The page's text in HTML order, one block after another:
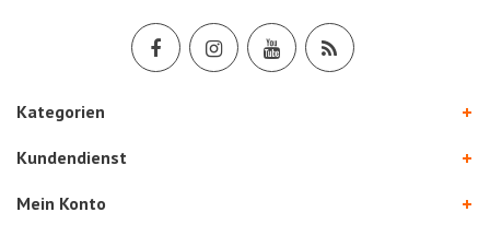
Kategorien
Kundendienst
Mein Konto